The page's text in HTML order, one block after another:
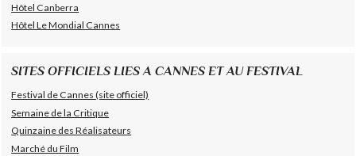
Hôtel Canberra
Hôtel Le Mondial Cannes
SITES OFFICIELS LIES A CANNES ET AU FESTIVAL
Festival de Cannes (site officiel)
Semaine de la Critique
Quinzaine des Réalisateurs
Marché du Film